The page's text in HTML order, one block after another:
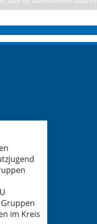
im Kreis